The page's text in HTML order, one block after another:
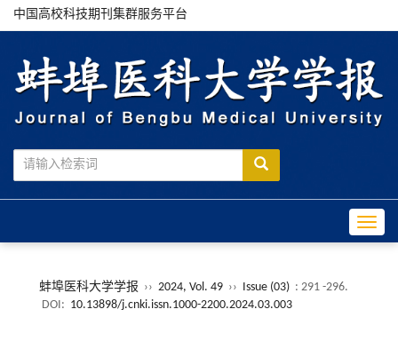
中国高校科技期刊集群服务平台
蚌埠医科大学学报 ›› 2024, Vol. 49 ›› Issue (03) : 291 -296.
DOI: 10.13898/j.cnki.issn.1000-2200.2024.03.003